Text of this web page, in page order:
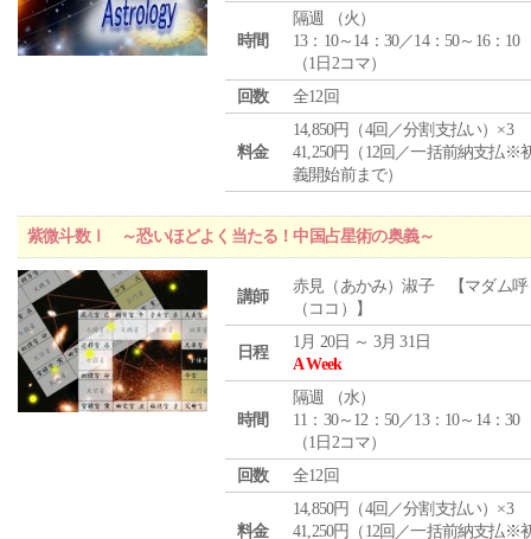
時間
隔週 （火 ）
13：10～14：30／14：50～16：10
（1日2コマ）
回数
全12回
料金
14,850円（4回／分割支払い）×3
41,250円（12回／一括前納支払※
義開始前まで）
紫微斗数Ⅰ ～恐いほどよく当たる！中国占星術の奥義～
講師
赤見（あかみ）淑子 【マダム呼
（ココ）】
日程
1月 20日 ～ 3月 31日
A Week
時間
隔週 （水）
11：30～12：50／13：10～14：30
（1日2コマ）
回数
全12回
料金
14,850円（4回／分割支払い）×3
41,250円（12回／一括前納支払※